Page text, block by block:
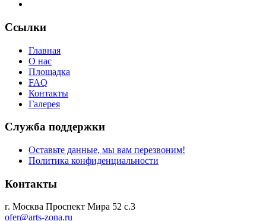
Ссылки
Главная
О нас
Площадка
FAQ
Контакты
Галерея
Служба поддержки
Оставьте данные, мы вам перезвоним!
Политика конфиденциальности
Контакты
г. Москва Проспект Мира 52 с.3
ofer@arts-zona.ru